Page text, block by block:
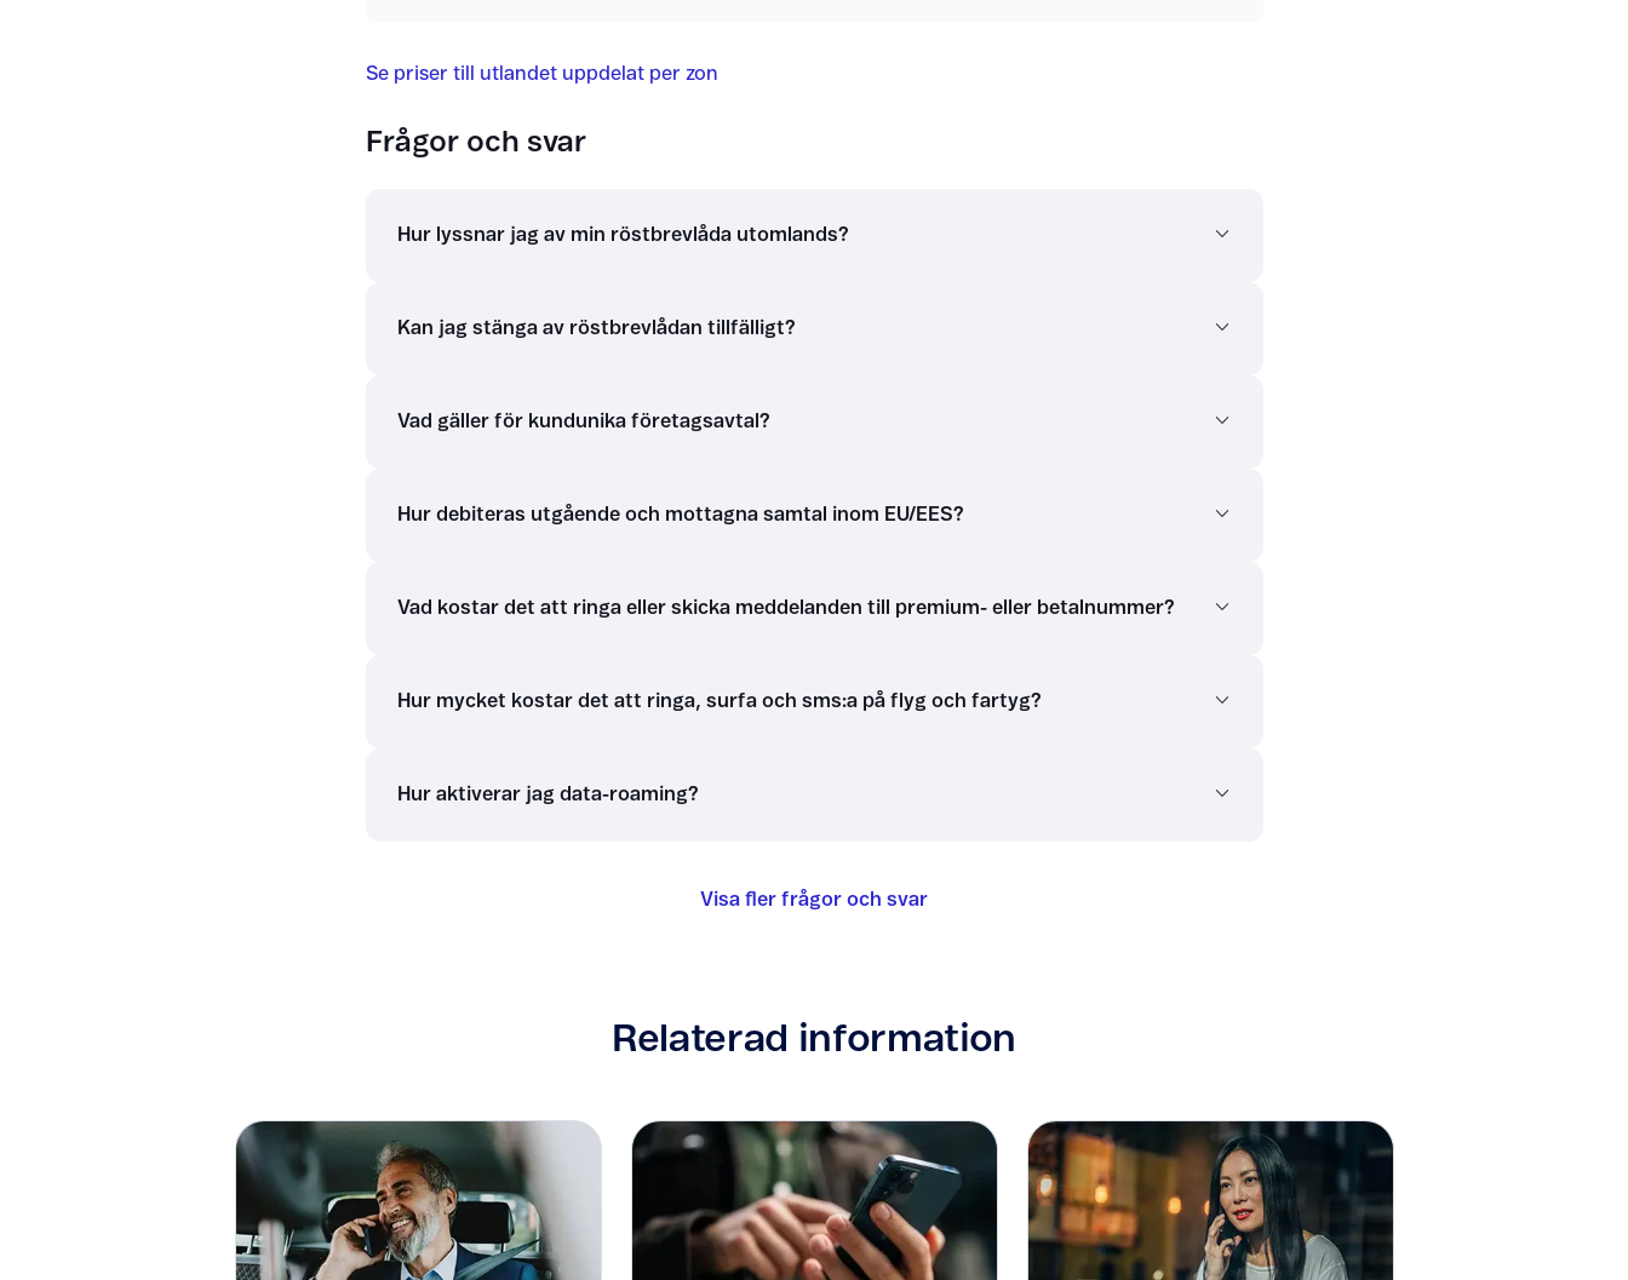
Se priser till utlandet uppdelat per zon
Frågor och svar
Hur lyssnar jag av min röstbrevlåda utomlands?
Kan jag stänga av röstbrevlådan tillfälligt?
Vad gäller för kundunika företagsavtal?
Hur debiteras utgående och mottagna samtal inom EU/EES?
Vad kostar det att ringa eller skicka meddelanden till premium- eller betalnummer?
Hur mycket kostar det att ringa, surfa och sms:a på flyg och fartyg?
Hur aktiverar jag data-roaming?
Visa fler frågor och svar
Relaterad information